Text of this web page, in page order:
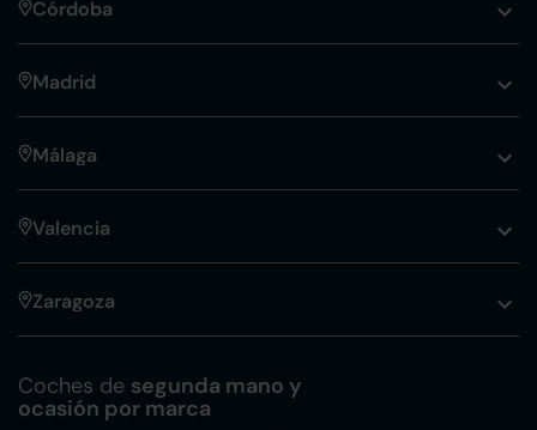
Córdoba
Madrid
Málaga
Valencia
Zaragoza
Coches de segunda mano y
ocasión por marca